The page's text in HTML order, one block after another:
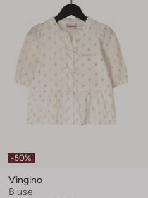
-50%
Vingino
Bluse